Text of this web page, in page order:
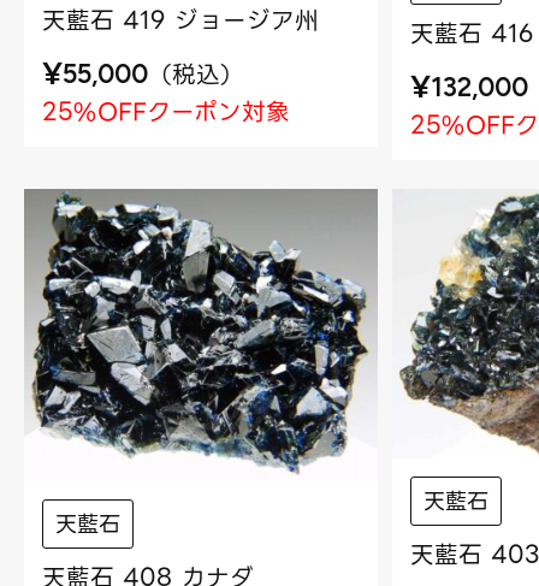
天藍石 419 ジョージア州
¥55,000 （税込）
25%OFFクーポン対象
天藍石
¥132,000
25%OFF
天藍石
天藍石 408 カナダ
天藍石
天藍石